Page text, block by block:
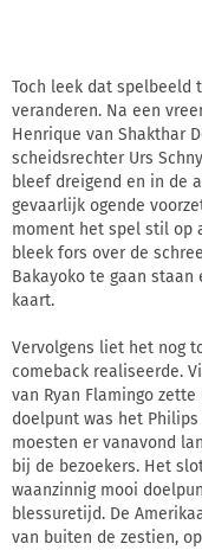
Toch leek dat
veranderen. Na een
Henrique van Shakthar
scheidsrechter Urs
bleef dreigend en in de
gevaarlijk ogende
moment het spel stil op
bleek fors over de
Bakayoko te gaan
kaart.
Vervolgens liet het nog
comeback realiseerde.
van Ryan Flamingo
doelpunt was het
moesten er vanavond
bij de bezoekers. Het
waanzinnig mooi
blessuretijd. De
van buiten de zestien,